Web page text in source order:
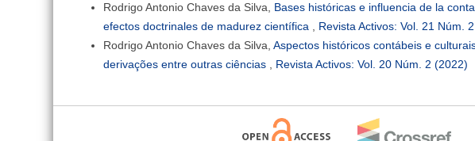
Rodrigo Antonio Chaves da Silva, Bases históricas e influencia de la
efectos doctrinales de madurez científica , Revista Activos: Vol. 21 Núm.
Rodrigo Antonio Chaves da Silva,Aspectos históricos contábeis e
derivações entre outras ciências , Revista Activos: Vol. 20 Núm. 2 (2022)